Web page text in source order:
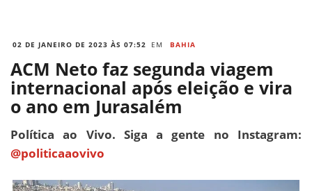
02 DE JANEIRO DE 2023 ÀS 07:52 EM BAHIA
ACM Neto faz segunda viagem
internacional após eleição e vira
o ano em Jurasalém
Política ao Vivo. Siga a gente no Instagram:
@politicaaovivo